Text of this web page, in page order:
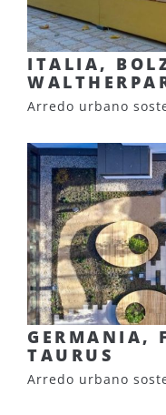
ITALIA,
Arredo urbano
GERMANIA,
TAURUS
Arredo urbano